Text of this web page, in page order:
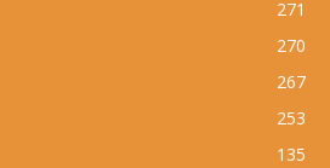
271
270
267
253
135